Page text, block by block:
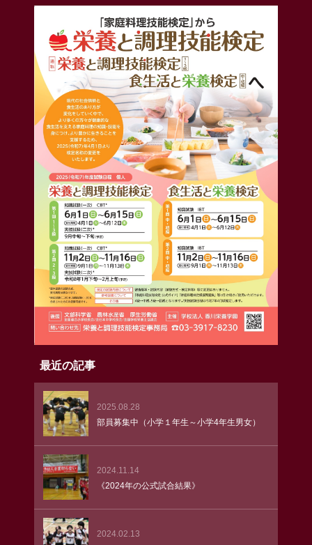
最近の記事
2025.08.28
部員募集中（小学１年生～小学4年生男女）
2024.11.14
《2024年の公式試合結果》
2024.02.13